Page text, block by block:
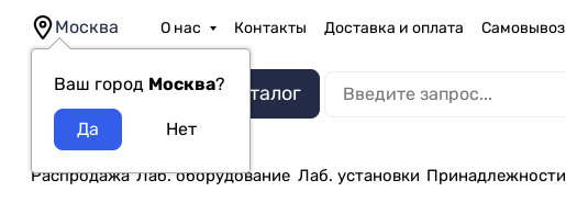
Москва
Ваш город Москва?
О нас Контакты Доставка и оплата Самовывоз
Каталог
Распродажа Лаб. оборудование Лаб. установки Принадлежности